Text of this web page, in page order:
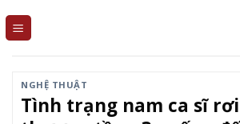
NGHỆ THUẬT
Tình trạng nam ca sĩ